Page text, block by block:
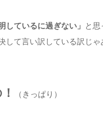
しているに過ぎない」
と思
て言い訳している訳じゃ
（きっぱり）